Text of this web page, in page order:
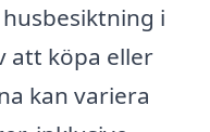
i
att köpa eller
kan variera